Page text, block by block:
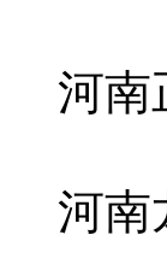
河南
河南